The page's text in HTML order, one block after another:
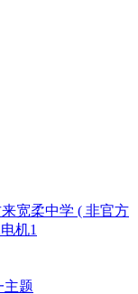
宽柔中学 ( 非官方
机1